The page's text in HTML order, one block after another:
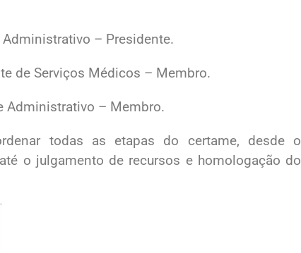
– Presidente.
de Serviços Médicos – Membro.
Administrativo – Membro.
todas as etapas do certame, desde o
o julgamento de recursos e homologação do